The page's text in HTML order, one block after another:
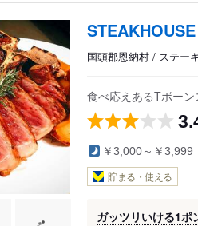
国頭郡恩納村 / ステー
食べ応えあるTボー
￥3,000～￥3,999
貯まる・使える
ガッツリいける1